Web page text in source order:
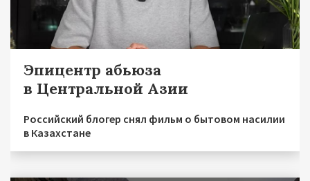
Эпицентр абьюза
в Центральной Азии
Российский блогер снял фильм о бытовом насилии
в Казахстане